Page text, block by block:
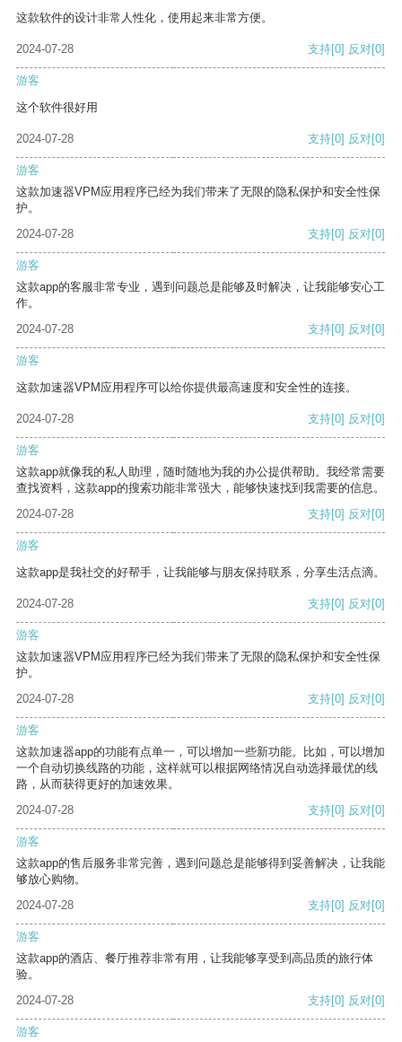
这款软件的设计非常人性化，使用起来非常方便。
2024-07-28 支持[0] 反对[0]
游客
这个软件很好用
2024-07-28 支持[0] 反对[0]
游客
这款加速器VPM应用程序已经为我们带来了无限的隐私保护和安全性保
护。
2024-07-28
支持[0] 反对[0]
游客
这款app的客服非常专业，遇到问题总是能够及时解决，让我能够安心工
作。
2024-07-28
支持[0] 反对[0]
游客
这款加速器VPM应用程序可以给你提供最高速度和安全性的连接。
2024-07-28 支持[0] 反对[0]
游客
这款app就像我的私人助理，随时随地为我的办公提供帮助。我经常需要
查找资料，这款app的搜索功能非常强大，能够快速找到我需要的信息。
2024-07-28
支持[0] 反对[0]
游客
这款app是我社交的好帮手，让我能够与朋友保持联系，分享生活点滴。
2024-07-28 支持[0] 反对[0]
游客
这款加速器VPM应用程序已经为我们带来了无限的隐私保护和安全性保
护。
2024-07-28
支持[0] 反对[0]
游客
这款加速器app的功能有点单一，可以增加一些新功能。比如，可以增加
一个自动切换线路的功能，这样就可以根据网络情况自动选择最优的线
路，从而获得更好的加速效果。
2024-07-28
支持[0] 反对[0]
游客
这款app的售后服务非常完善，遇到问题总是能够得到妥善解决，让我能
够放心购物。
2024-07-28
支持[0] 反对[0]
游客
这款app的酒店、餐厅推荐非常有用，让我能够享受到高品质的旅行体
验。
2024-07-28
支持[0] 反对[0]
游客